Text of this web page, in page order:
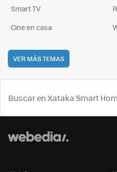
Smart TV
Cine en casa
VER MÁS TEMAS